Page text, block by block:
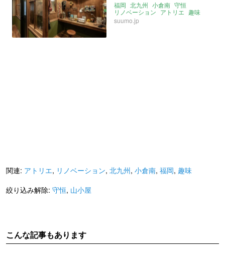
福岡 北九州 小倉南 守恒
リノベーション アトリエ 趣味
山小屋
suumo.jp
関連: アトリエ, リノベーション, 北九州, 小倉南, 福岡, 趣味
絞り込み解除: 守恒, 山小屋
こんな記事もあります